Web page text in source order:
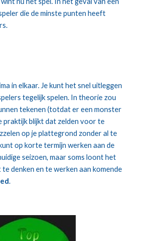
die de minste punten heeft
in elkaar. Je kunt het snel uitleggen
tegelijk spelen. In theorie zou
tekenen (totdat er een monster
praktijk blijkt dat zelden voor te
op je plattegrond zonder al te
op korte termijn werken aan de
seizoen, maar soms loont het
denken en te werken aan komende
.